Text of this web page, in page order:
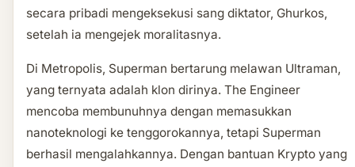
secara pribadi mengeksekusi sang diktator, Ghurkos,
setelah ia mengejek moralitasnya.
Di Metropolis, Superman bertarung melawan Ultraman,
yang ternyata adalah klon dirinya. The Engineer
mencoba membunuhnya dengan memasukkan
nanoteknologi ke tenggorokannya, tetapi Superman
berhasil mengalahkannya. Dengan bantuan Krypto yang